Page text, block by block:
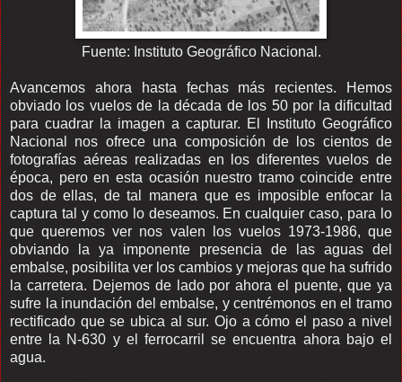
Fuente: Instituto Geográfico Nacional.
Avancemos ahora hasta fechas más recientes. Hemos
obviado los vuelos de la década de los 50 por la dificultad
para cuadrar la imagen a capturar. El Instituto Geográfico
Nacional nos ofrece una composición de los cientos de
fotografías aéreas realizadas en los diferentes vuelos de
época, pero en esta ocasión nuestro tramo coincide entre
dos de ellas, de tal manera que es imposible enfocar la
captura tal y como lo deseamos. En cualquier caso, para lo
que queremos ver nos valen los vuelos 1973-1986, que
obviando la ya imponente presencia de las aguas del
embalse, posibilita ver los cambios y mejoras que ha sufrido
la carretera. Dejemos de lado por ahora el puente, que ya
sufre la inundación del embalse, y centrémonos en el tramo
rectificado que se ubica al sur. Ojo a cómo el paso a nivel
entre la N-630 y el ferrocarril se encuentra ahora bajo el
agua.